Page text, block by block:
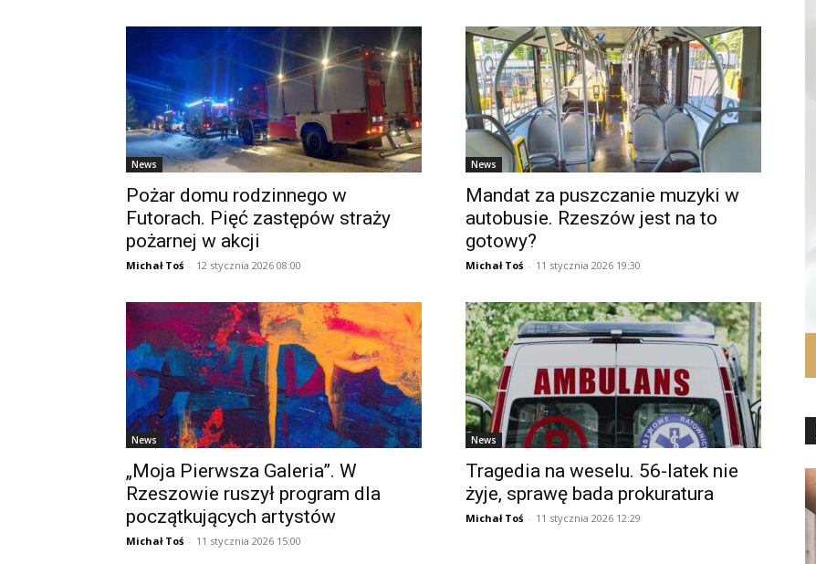
News
Pożar domu rodzinnego w
Futorach. Pięć zastępów straży
pożarnej w akcji
Michał Toś - 12 stycznia 2026 08:00
News
Mandat za puszczanie muzyki w
autobusie. Rzeszów jest na to
gotowy?
Michał Toś - 11 stycznia 2026 19:30
News
„Moja Pierwsza Galeria”. W
Rzeszowie ruszył program dla
początkujących artystów
Michał Toś - 11 stycznia 2026 15:00
News
Tragedia na weselu. 56-latek nie
żyje, sprawę bada prokuratura
Michał Toś - 11 stycznia 2026 12:29